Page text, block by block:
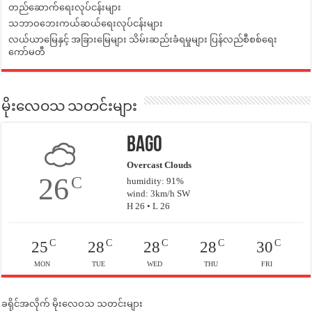
တည်ဆောက်ရေးလုပ်ငန်းများ
သဘာဝဘေးကယ်ဆယ်ရေးလုပ်ငန်းများ
လယ်ယာမြေနှင့် အခြားမြေများ သိမ်းဆည်းခံရမှုများ ပြန်လည်စီစစ်ရေး
ကော်မတီ
မိုးလေဝသ သတင်းများ
26C
Bago
Overcast Clouds
humidity: 91%
wind: 3km/h SW
H 26 • L 26
25C
MON
28C
TUE
28 C
WED
28C
THU
30C
FRI
ခရိုင်အလိုက် မိုးလေဝသ သတင်းများ